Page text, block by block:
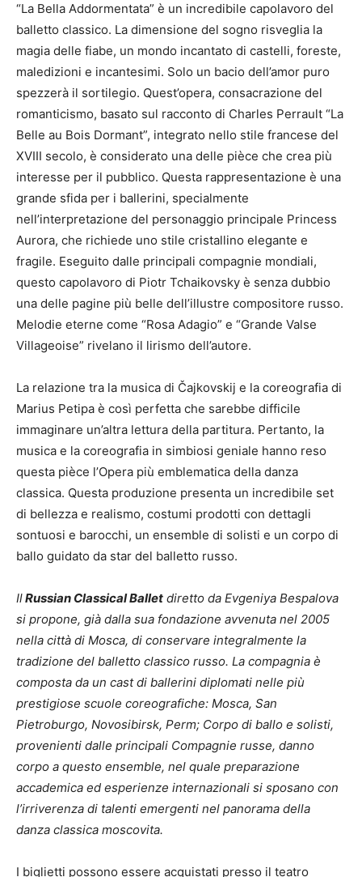
“La Bella Addormentata” è un incredibile capolavoro del
balletto classico. La dimensione del sogno risveglia la
magia delle fiabe, un mondo incantato di castelli, foreste,
maledizioni e incantesimi. Solo un bacio dell’amor puro
spezzerà il sortilegio. Quest’opera, consacrazione del
romanticismo, basato sul racconto di Charles Perrault “La
Belle au Bois Dormant”, integrato nello stile francese del
XVIII secolo, è considerato una delle pièce che crea più
interesse per il pubblico. Questa rappresentazione è una
grande sfida per i ballerini, specialmente
nell’interpretazione del personaggio principale Princess
Aurora, che richiede uno stile cristallino elegante e
fragile. Eseguito dalle principali compagnie mondiali,
questo capolavoro di Piotr Tchaikovsky è senza dubbio
una delle pagine più belle dell’illustre compositore russo.
Melodie eterne come “Rosa Adagio” e “Grande Valse
Villageoise” rivelano il lirismo dell’autore.
La relazione tra la musica di Čajkovskij e la coreografia di
Marius Petipa è così perfetta che sarebbe difficile
immaginare un’altra lettura della partitura. Pertanto, la
musica e la coreografia in simbiosi geniale hanno reso
questa pièce l’Opera più emblematica della danza
classica. Questa produzione presenta un incredibile set
di bellezza e realismo, costumi prodotti con dettagli
sontuosi e barocchi, un ensemble di solisti e un corpo di
ballo guidato da star del balletto russo.
IlRussian Classical Ballet diretto da Evgeniya Bespalova
si propone, già dalla sua fondazione avvenuta nel 2005
nella città di Mosca, di conservare integralmente la
tradizione del balletto classico russo. La compagnia è
composta da un cast di ballerini diplomati nelle più
prestigiose scuole coreografiche: Mosca, San
Pietroburgo, Novosibirsk, Perm; Corpo di ballo e solisti,
provenienti dalle principali Compagnie russe, danno
corpo a questo ensemble, nel quale preparazione
accademica ed esperienze internazionali si sposano con
l’irriverenza di talenti emergenti nel panorama della
danza classica moscovita.
I biglietti possono essere acquistati presso il teatro